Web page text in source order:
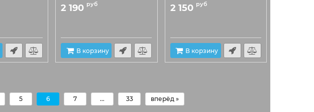
2 190 руб
В корзину
2 150 руб
В корзину
5 6 7 ... 33 вперёд »